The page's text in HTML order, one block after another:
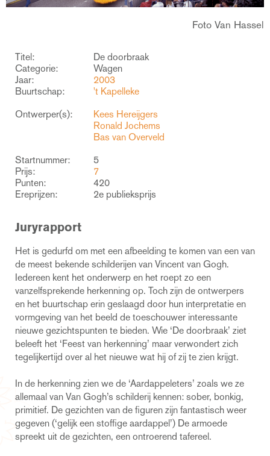
Foto Van Hassel
Titel:
De doorbraak
Categorie:
Wagen
Jaar:
2003
Buurtschap:
't Kapelleke
Ontwerper(s):
Kees Hereijgers
Ronald Jochems
Bas van Overveld
Startnummer:
5
Prijs:
7
Punten:
420
Ereprijzen:
2e publieksprijs
Juryrapport
Het is gedurfd om met een afbeelding te komen van een van
de meest bekende schilderijen van Vincent van Gogh.
Iedereen kent het onderwerp en het roept zo een
vanzelfsprekende herkenning op. Toch zijn de ontwerpers
en het buurtschap erin geslaagd door hun interpretatie en
vormgeving van het beeld de toeschouwer interessante
nieuwe gezichtspunten te bieden. Wie ‘De doorbraak’ ziet
beleeft het ‘Feest van herkenning’ maar verwondert zich
tegelijkertijd over al het nieuwe wat hij of zij te zien krijgt.
In de herkenning zien we de ‘Aardappeleters’ zoals we ze
allemaal van Van Gogh’s schilderij kennen: sober, bonkig,
primitief. De gezichten van de figuren zijn fantastisch weer
gegeven (‘gelijk een stoffige aardappel’) De armoede
spreekt uit de gezichten, een ontroerend tafereel.